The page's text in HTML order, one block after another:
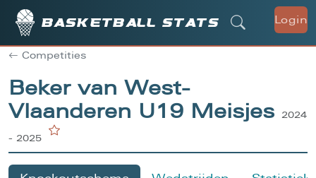
Basketball stats Login
Competities
Beker van West-
Vlaanderen U19 Meisjes
2024
- 2025